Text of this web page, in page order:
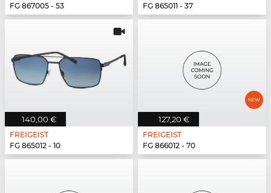
FG 867005 - 53
FG 865011 - 37
140,00 €
FREIGEIST
FG 865012 - 10
127,20 €
FREIGEIST
FG 866012 - 70